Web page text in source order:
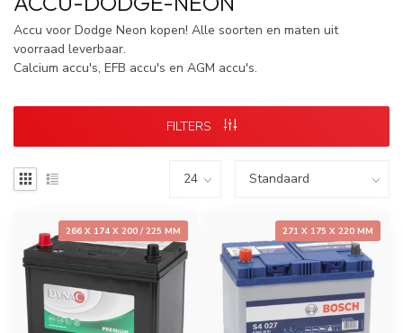
Accu voor Dodge Neon kopen! Alle soorten en maten uit
voorraad leverbaar.
Calcium accu's, EFB accu's en AGM accu's.
FILTERS
266 X 174 X 200 / 225 MM 271 X 175 X 220 MM